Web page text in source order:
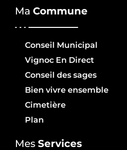
Ma Commune
Conseil Municipal
Vignoc En Direct
Conseil des sages
Bien vivre ensemble
Cimetière
Plan
Mes Services